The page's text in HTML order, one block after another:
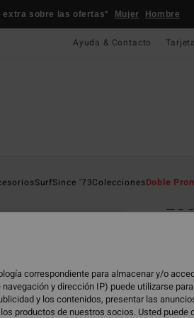
extra sobre las ofertas* Mujer Hombre
Ayuda & Contacto
SurfSince '73ColeccionesDoble
55,95
correspondiente para almacenar y/o
y dirección IP) puede utilizarse
y los contenidos, presentar las
productos de nuestros socios. Usted puede